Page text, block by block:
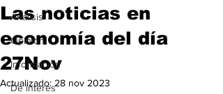
Análisis
Opinión
Información
De interés
Las noticias en
economía del día
27Nov
Actualizado: 28 nov 2023